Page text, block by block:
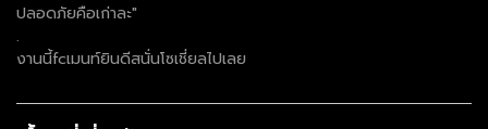
ปลอดภัยคือเก่าละ"
.
งานนี้fcเมนท์ยินดีสนั่นโซเชี่ยลไปเลย